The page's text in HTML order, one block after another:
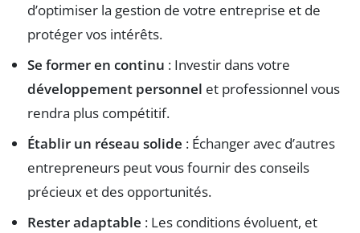
d’optimiser la gestion de votre entreprise et de
protéger vos intérêts.
Se former en continu : Investir dans votre
développement personnel et professionnel vous
rendra plus compétitif.
Établir un réseau solide : Échanger avec d’autres
entrepreneurs peut vous fournir des conseils
précieux et des opportunités.
Rester adaptable : Les conditions évoluent, et